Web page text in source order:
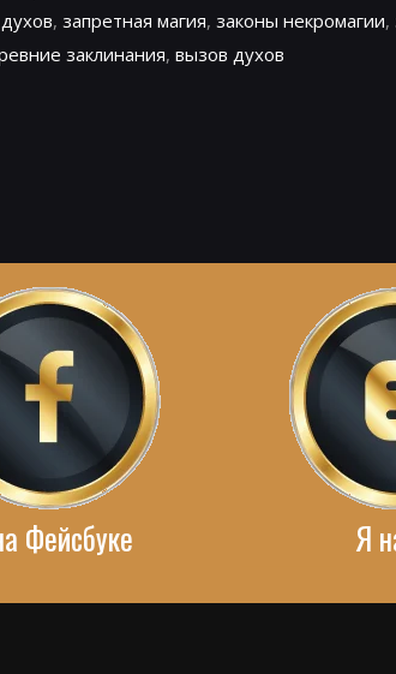
, запретная магия, законы некромагии,
заклинания, вызов духов
Фейсбуке Я